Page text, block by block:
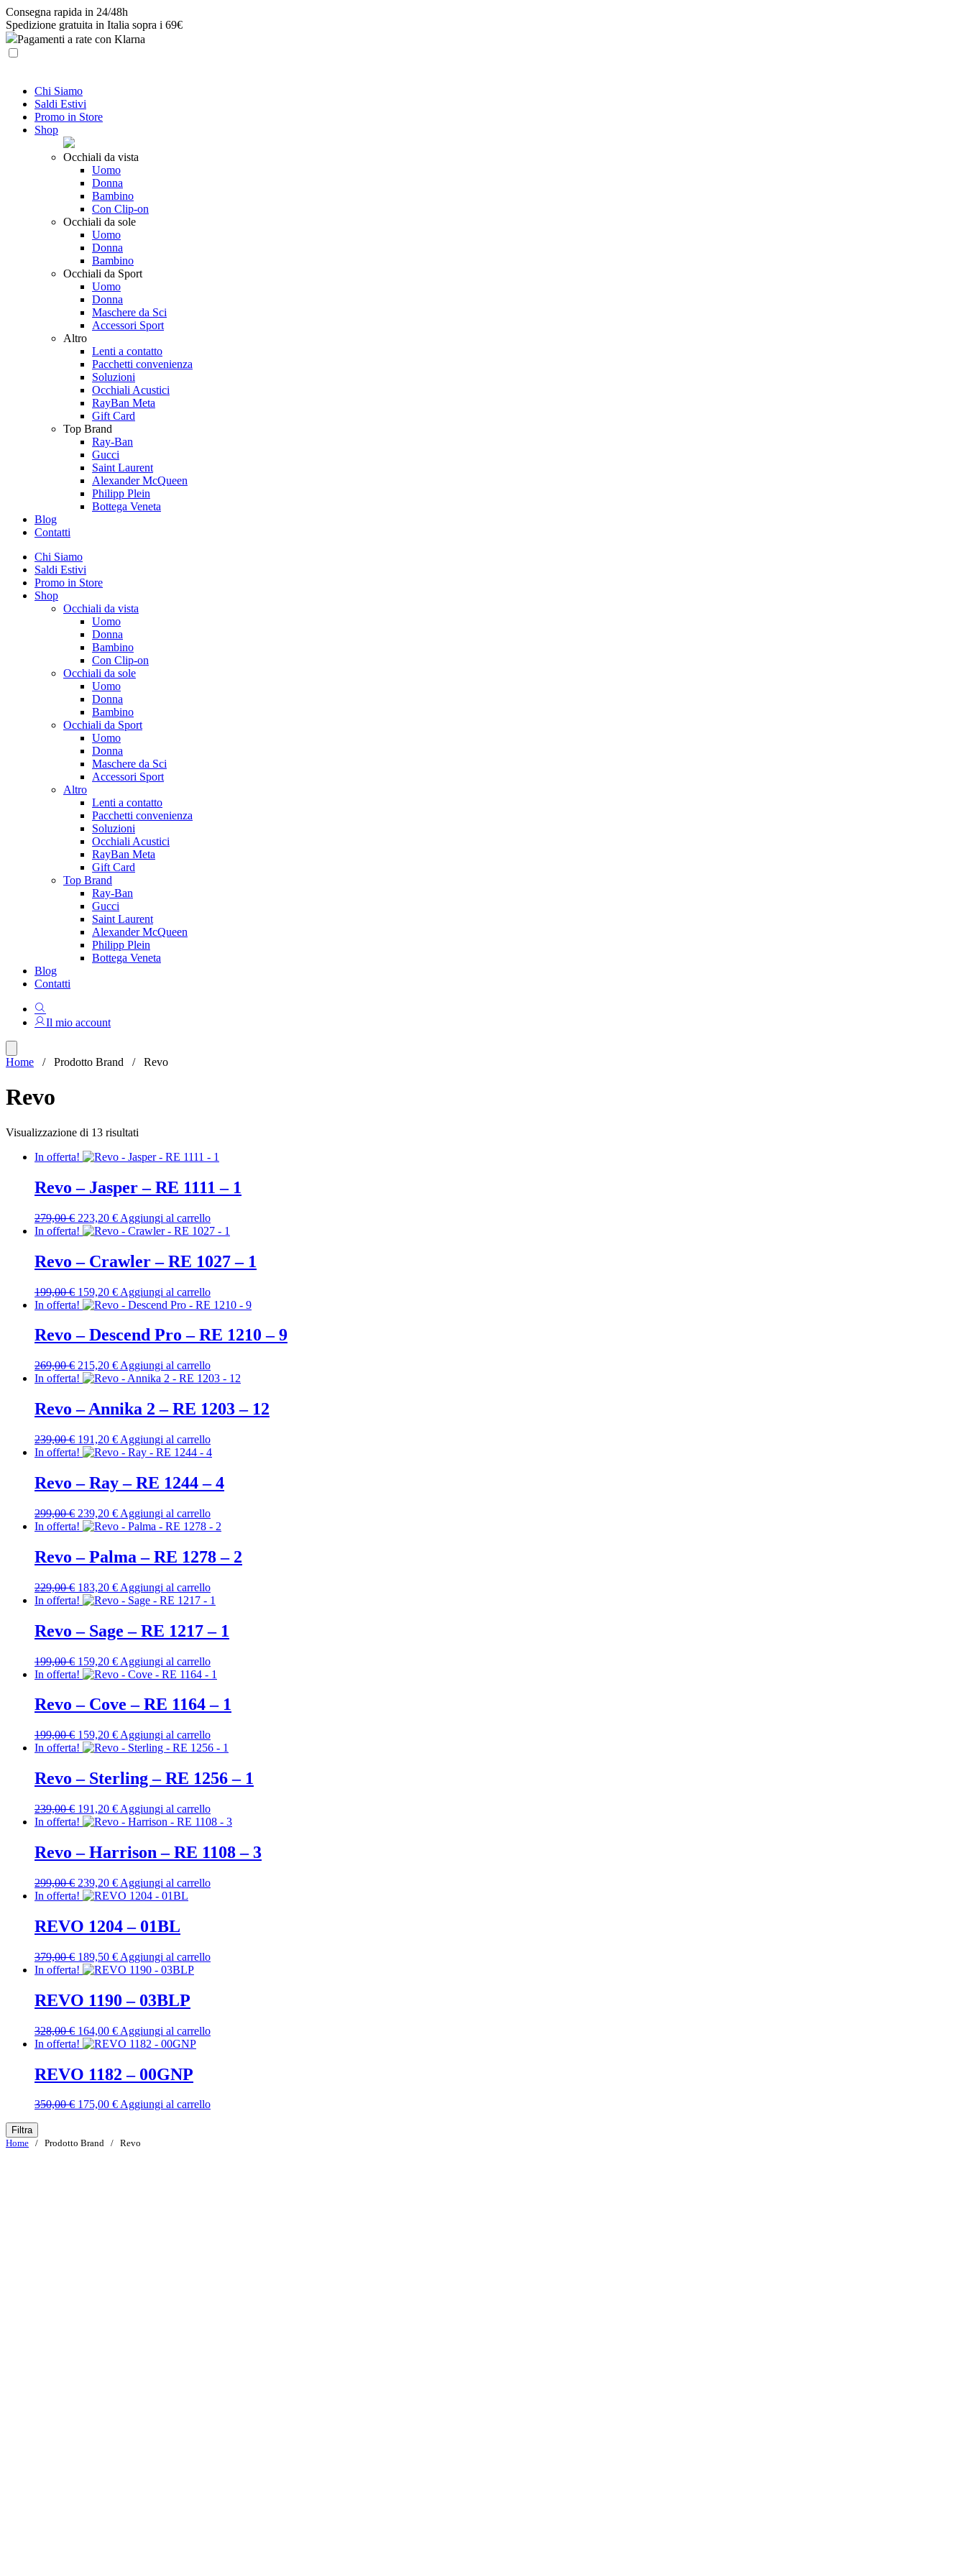
Skip
to
content
Consegna rapida in 24/48h
Spedizione gratuita in Italia sopra i 69€
Pagamenti a rate con Klarna
Chi Siamo
Saldi Estivi
Promo in Store
Shop
Occhiali da vista
Uomo
Donna
Bambino
Con Clip-on
Occhiali da sole
Uomo
Donna
Bambino
Occhiali da Sport
Uomo
Donna
Maschere da Sci
Accessori Sport
Altro
Lenti a contatto
Pacchetti convenienza
Soluzioni
Occhiali Acustici
RayBan Meta
Gift Card
Top Brand
Ray-Ban
Gucci
Saint Laurent
Alexander McQueen
Philipp Plein
Bottega Veneta
Blog
Contatti
Chi Siamo
Saldi Estivi
Promo in Store
Shop
Occhiali da vista
Uomo
Donna
Bambino
Con Clip-on
Occhiali da sole
Uomo
Donna
Bambino
Occhiali da Sport
Uomo
Donna
Maschere da Sci
Accessori Sport
Altro
Lenti a contatto
Pacchetti convenienza
Soluzioni
Occhiali Acustici
RayBan Meta
Gift Card
Top Brand
Ray-Ban
Gucci
Saint Laurent
Alexander McQueen
Philipp Plein
Bottega Veneta
Blog
Contatti
Il mio account
Home / Prodotto Brand / Revo
Revo
Visualizzazione di 13 risultati
base
recente
In offerta!
Revo – Jasper – RE 1111 – 1
279,00€ Il
prezzo
era:
279,00 €.
223,20 €Il
prezzo
223,20 €.
Aggiungi al carrello
In offerta!
Revo – Crawler – RE 1027 – 1
199,00€ Il
prezzo
era:
199,00 €.
159,20 €Il
prezzo
è:
159,20 €.
Aggiungi al carrello
In offerta!
Revo – Descend Pro – RE 1210 – 9
269,00€ Il
prezzo
era:
269,00 €.
215,20 €Il
prezzo
è:
215,20 €.
Aggiungi al carrello
In offerta!
Revo – Annika 2 – RE 1203 – 12
239,00€ Il
prezzo
era:
239,00 €.
191,20 €Il
prezzo
191,20 €.
Aggiungi al carrello
In offerta!
Revo – Ray – RE 1244 – 4
299,00€ Il
prezzo
era:
299,00 €.
239,20 €Il
prezzo
239,20 €.
Aggiungi al carrello
In offerta!
Revo – Palma – RE 1278 – 2
229,00€ Il
prezzo
era:
229,00 €.
183,20 €Il
prezzo
183,20 €.
Aggiungi al carrello
In offerta!
Revo – Sage – RE 1217 – 1
199,00€ Il
prezzo
era:
199,00 €.
159,20 €Il
prezzo
è:
159,20 €.
Aggiungi al carrello
In offerta!
Revo – Cove – RE 1164 – 1
199,00€ Il
prezzo
era:
199,00 €.
159,20 €Il
prezzo
è:
159,20 €.
Aggiungi al carrello
In offerta!
Revo – Sterling – RE 1256 – 1
239,00€ Il
prezzo
era:
239,00 €.
191,20 €Il
prezzo
191,20 €.
Aggiungi al carrello
In offerta!
Revo – Harrison – RE 1108 – 3
299,00€ Il
prezzo
era:
299,00 €.
239,20 €Il
prezzo
è:
239,20 €.
Aggiungi al carrello
In offerta!
REVO 1204 – 01BL
379,00€ Il
prezzo
era:
379,00 €.
189,50 €Il
prezzo
è:
189,50 €.
Aggiungi al carrello
In offerta!
REVO 1190 – 03BLP
328,00€ Il
prezzo
era:
328,00 €.
164,00 €Il
prezzo
è:
164,00 €.
Aggiungi al carrello
In offerta!
REVO 1182 – 00GNP
350,00€ Il
era:
175,00 €Il
è:
Aggiungi al carrello
Filtra
Home / Prodotto Brand / Revo